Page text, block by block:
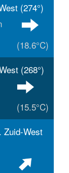
(274°)
(18.6°C)
(268°)
(15.5°C)
Zuid-West